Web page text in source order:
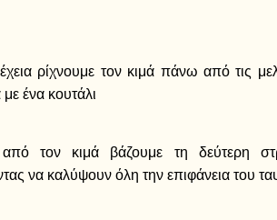
ρίχνουμε τον κιμά πάνω από τις
ένα κουτάλι
τον κιμά βάζουμε τη δεύτερη
να καλύψουν όλη την επιφάνεια του